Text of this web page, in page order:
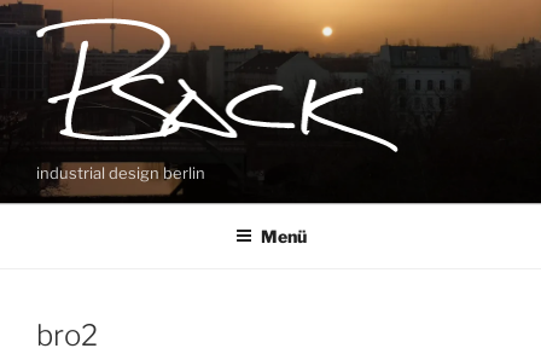
Zum
Inhalt
industrial design berlin
Menü
bro2